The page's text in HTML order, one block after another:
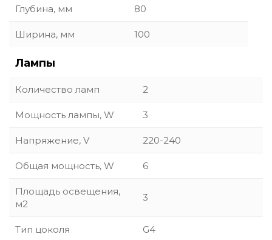
Глубина, мм 80
Ширина, мм 100
Лампы
Количество ламп 2
Мощность лампы, W 3
Напряжение, V 220-240
Общая мощность, W 6
Площадь освещения,
м2
3
Тип цоколя G4